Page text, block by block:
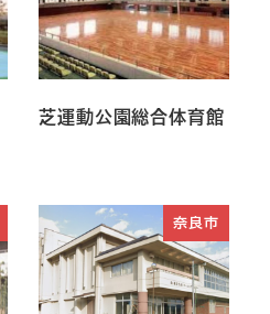
芝運動公園総合体育館
奈良市